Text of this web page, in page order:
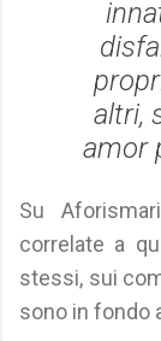
altri,
amor
Su
correlate a
stessi, sui
sono in fondo